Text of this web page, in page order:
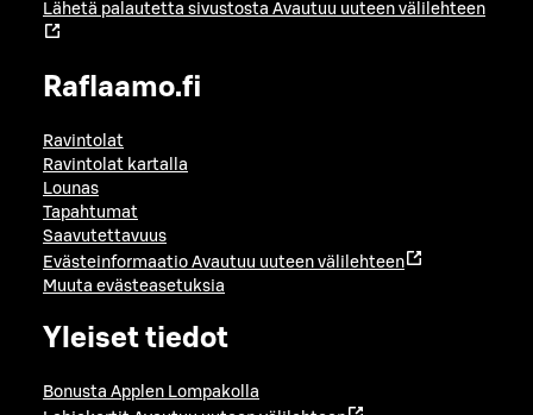
Lähetä palautetta sivustosta Avautuu uuteen välilehteen
Raflaamo.fi
Ravintolat
Ravintolat kartalla
Lounas
Tapahtumat
Saavutettavuus
Evästeinformaatio Avautuu uuteen välilehteen
Muuta evästeasetuksia
Yleiset tiedot
Bonusta Applen Lompakolla